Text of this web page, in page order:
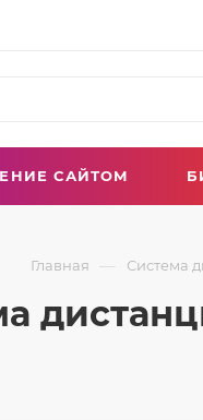
САЙТОМ
Главная — Система